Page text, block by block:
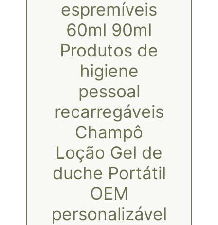
espremíveis
60ml 90ml
Produtos de
higiene
pessoal
recarregáveis
Champô
Loção Gel de
duche Portátil
OEM
personalizável